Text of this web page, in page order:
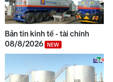
Bản tin kinh tế - tài chính
08/8/2026
NEW